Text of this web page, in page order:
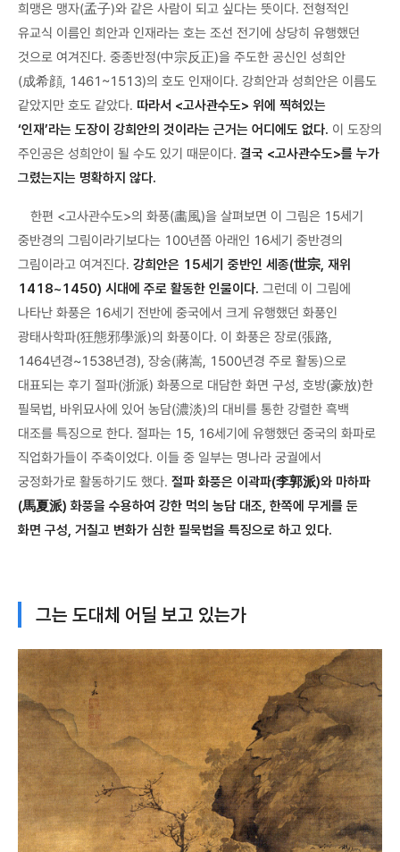
희맹은 맹자(孟子)와 같은 사람이 되고 싶다는 뜻이다. 전형적인
유교식 이름인 희안과 인재라는 호는 조선 전기에 상당히 유행했던
것으로 여겨진다. 중종반정(中宗反正)을 주도한 공신인 성희안
(成希顔, 1461~1513)의 호도 인재이다. 강희안과 성희안은 이름도
같았지만 호도 같았다. 따라서 <고사관수도> 위에 찍혀있는
‘인재’라는 도장이 강희안의 것이라는 근거는 어디에도 없다. 이 도장의
주인공은 성희안이 될 수도 있기 때문이다. 결국 <고사관수도>를 누가
그렸는지는 명확하지 않다.
한편 <고사관수도>의 화풍(畵風)을 살펴보면 이 그림은 15세기
중반경의 그림이라기보다는 100년쯤 아래인 16세기 중반경의
그림이라고 여겨진다. 강희안은 15세기 중반인 세종(世宗, 재위
1418~1450) 시대에 주로 활동한 인물이다. 그런데 이 그림에
나타난 화풍은 16세기 전반에 중국에서 크게 유행했던 화풍인
광태사학파(狂態邪學派)의 화풍이다. 이 화풍은 장로(張路,
1464년경~1538년경), 장숭(蔣嵩, 1500년경 주로 활동)으로
대표되는 후기 절파(浙派) 화풍으로 대담한 화면 구성, 호방(豪放)한
필묵법, 바위묘사에 있어 농담(濃淡)의 대비를 통한 강렬한 흑백
대조를 특징으로 한다. 절파는 15, 16세기에 유행했던 중국의 화파로
직업화가들이 주축이었다. 이들 중 일부는 명나라 궁궐에서
궁정화가로 활동하기도 했다. 절파 화풍은 이곽파(李郭派)와 마하파
(馬夏派) 화풍을 수용하여 강한 먹의 농담 대조, 한쪽에 무게를 둔
화면 구성, 거칠고 변화가 심한 필묵법을 특징으로 하고 있다.
그는 도대체 어딜 보고 있는가